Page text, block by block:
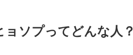
ソプってどんな人？